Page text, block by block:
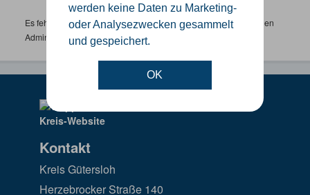
werden keine Daten zu Marketing-
oder Analysezwecken gesammelt
und gespeichert.
OK
Es fehlen spezifische Datensätze? Wenden Sie sich bitte an einen
Administrator unter:support.gis@kreis-guetersloh.de
Kontakt
Kreis Gütersloh
Herzebrocker Straße 140